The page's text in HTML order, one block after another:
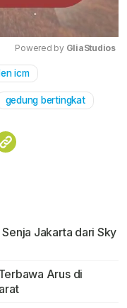
Powered by GliaStudios
icm
gedung bertingkat
Jakarta dari Sky
Arus di